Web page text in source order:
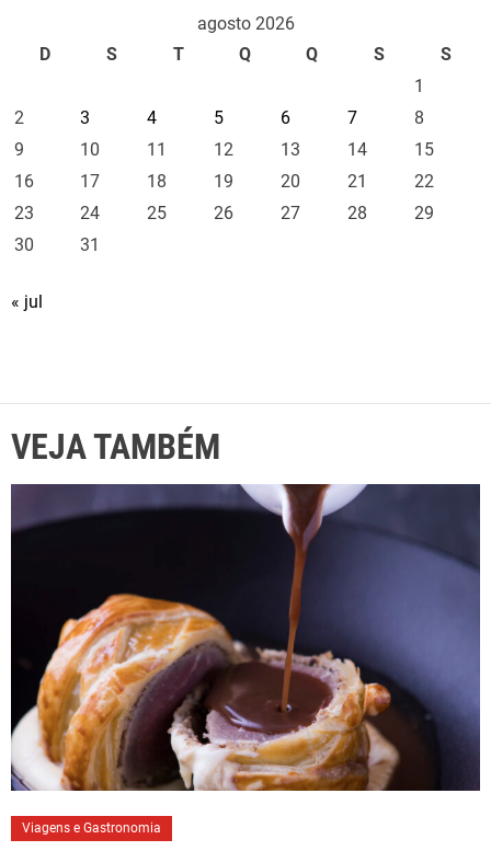
agosto 2026
D
S T Q Q S
S
1
2
3 4 5 6 7
8
9
10 11 12 13 14
15
16
17 18 19 20 21
22
23
24 25 26 27 28
29
30
31
« jul
VEJA TAMBÉM
Viagens e Gastronomia